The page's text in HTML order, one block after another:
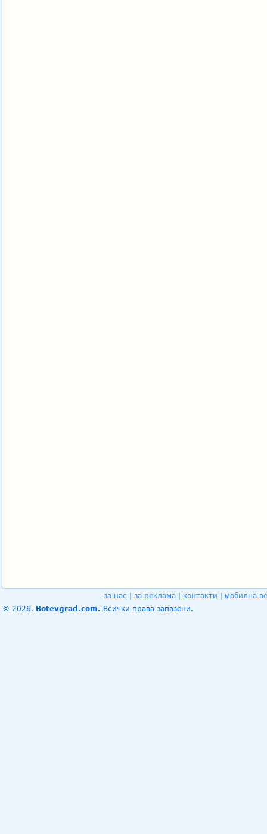
за нас за реклама контакти
мобилна
© 2026. Botevgrad.com. Всички права запазени.